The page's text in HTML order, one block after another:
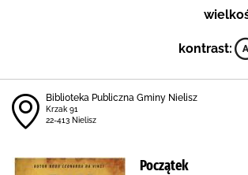
kontrast:
Biblioteka Publiczna Gminy Nielisz
Krzak 91
22-413 Nielisz
Początek